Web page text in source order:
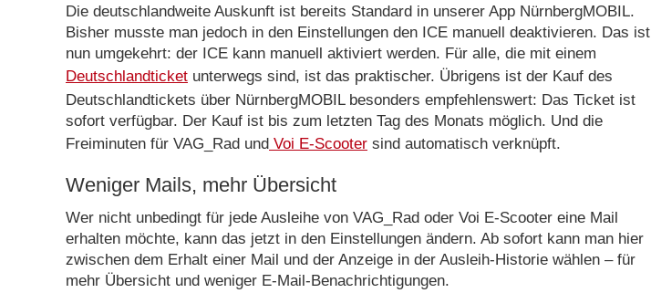
Die deutschlandweite Auskunft ist bereits Standard in unserer App NürnbergMOBIL.
Bisher musste man jedoch in den Einstellungen den ICE manuell deaktivieren. Das ist
nun umgekehrt: der ICE kann manuell aktiviert werden. Für alle, die mit einem
Deutschlandticket unterwegs sind, ist das praktischer. Übrigens ist der Kauf des
Deutschlandtickets über NürnbergMOBIL besonders empfehlenswert: Das Ticket ist
sofort verfügbar. Der Kauf ist bis zum letzten Tag des Monats möglich. Und die
Freiminuten für VAG_Rad und Voi E-Scooter sind automatisch verknüpft.
Weniger Mails, mehr Übersicht
Wer nicht unbedingt für jede Ausleihe von VAG_Rad oder Voi E-Scooter eine Mail
erhalten möchte, kann das jetzt in den Einstellungen ändern. Ab sofort kann man hier
zwischen dem Erhalt einer Mail und der Anzeige in der Ausleih-Historie wählen – für
mehr Übersicht und weniger E-Mail-Benachrichtigungen.